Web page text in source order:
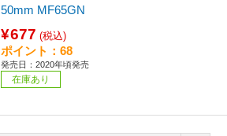
50mm MF65GN
¥677 (税込)
ポイント：68
発売日：2020年頃発売
在庫あり